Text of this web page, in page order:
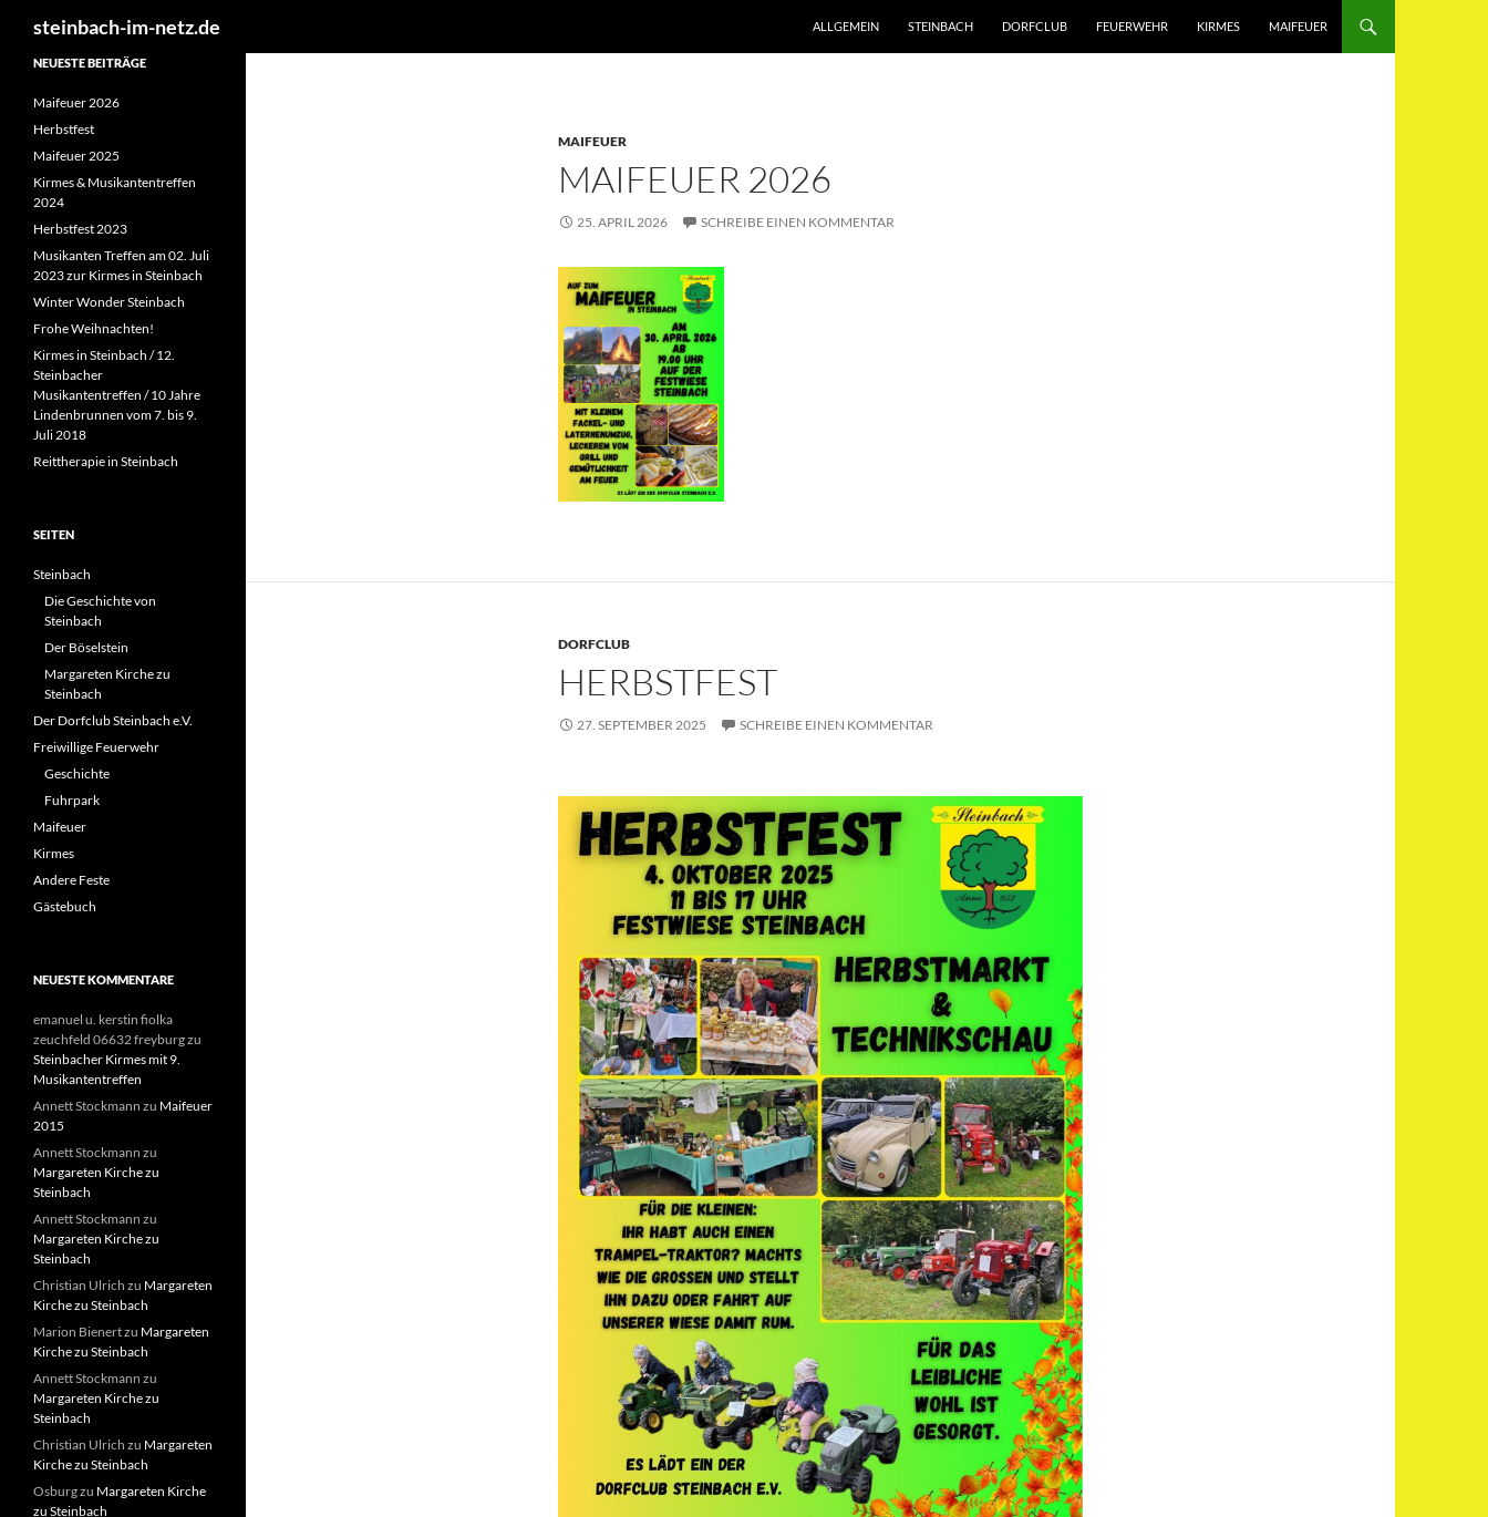
steinbach-im-netz.de
ALLGEMEIN
STEINBACH DORFCLUB FEUERWEHR KIRMES MAIFEUER
MAIFEUER
MAIFEUER 2026
25. APRIL 2026 SCHREIBE EINEN KOMMENTAR
DORFCLUB
HERBSTFEST
27. SEPTEMBER 2025 SCHREIBE EINEN KOMMENTAR
NEUESTE BEITRÄGE
Maifeuer 2026
Herbstfest
Maifeuer 2025
Kirmes & Musikantentreffen
2024
Herbstfest 2023
Musikanten Treffen am 02. Juli
2023 zur Kirmes in Steinbach
Winter Wonder Steinbach
Frohe Weihnachten!
Kirmes in Steinbach / 12.
Steinbacher
Musikantentreffen / 10 Jahre
Lindenbrunnen vom 7. bis 9.
Juli 2018
Reittherapie in Steinbach
SEITEN
Steinbach
Die Geschichte von
Steinbach
Der Böselstein
Margareten Kirche zu
Steinbach
Der Dorfclub Steinbach e.V.
Freiwillige Feuerwehr
Geschichte
Fuhrpark
Maifeuer
Kirmes
Andere Feste
Gästebuch
NEUESTE KOMMENTARE
emanuel u. kerstin fiolka
zeuchfeld 06632 freyburgzu
Steinbacher Kirmes mit 9.
Musikantentreffen
Annett Stockmann zu Maifeuer
2015
Annett Stockmann zu
Margareten Kirche zu
Steinbach
Annett Stockmann zu
Margareten Kirche zu
Steinbach
Christian Ulrich zu Margareten
Kirche zu Steinbach
Marion Bienertzu Margareten
Kirche zu Steinbach
Annett Stockmann zu
Margareten Kirche zu
Steinbach
Christian Ulrich zu Margareten
Kirche zu Steinbach
Osburgzu Margareten Kirche
zu Steinbach